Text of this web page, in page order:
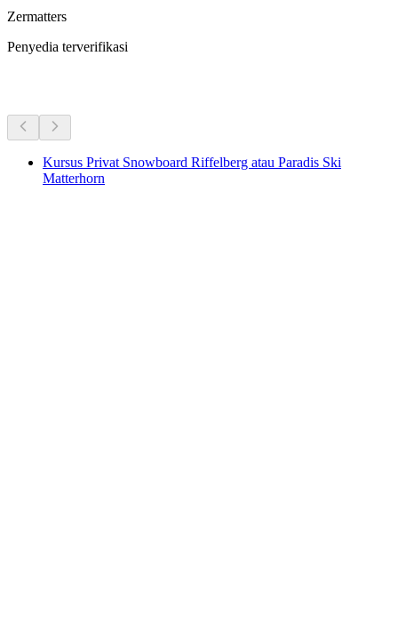
Zermatters
Penyedia terverifikasi
Kursus Privat Snowboard Riffelberg atau Paradis Ski
Matterhorn